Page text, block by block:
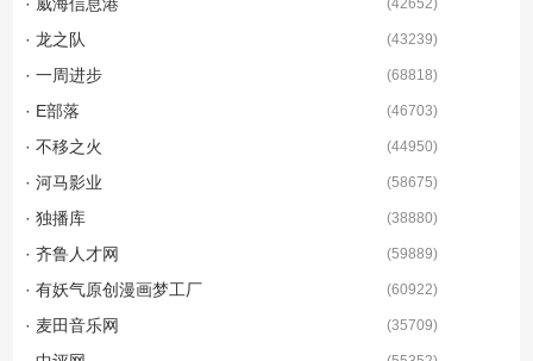
· 龙之队 (43239)
· 一周进步 (68818)
· E部落 (46703)
· 不移之火 (44950)
· 河马影业 (58675)
· 独播库 (38880)
· 齐鲁人才网 (59889)
· 有妖气原创漫画梦工厂 (60922)
· 麦田音乐网 (35709)